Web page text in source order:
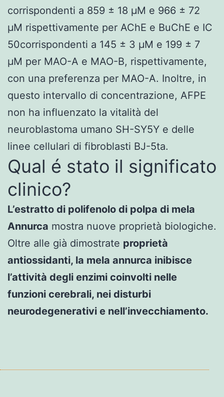
corrispondenti a 859 ± 18 µM e 966 ± 72
µM rispettivamente per AChE e BuChE e IC
50corrispondenti a 145 ± 3 µM e 199 ± 7
µM per MAO-A e MAO-B, rispettivamente,
con una preferenza per MAO-A. Inoltre, in
questo intervallo di concentrazione, AFPE
non ha influenzato la vitalità del
neuroblastoma umano SH-SY5Y e delle
linee cellulari di fibroblasti BJ-5ta.
Qual é stato il significato
clinico?
L’estratto di polifenolo di polpa di mela
Annurca mostra nuove proprietà biologiche.
Oltre alle già dimostrate proprietà
antiossidanti, la mela annurca inibisce
l’attività degli enzimi coinvolti nelle
funzioni cerebrali, nei disturbi
neurodegenerativi e nell’invecchiamento.